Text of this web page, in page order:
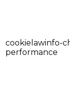
cookielawinfo-
performance